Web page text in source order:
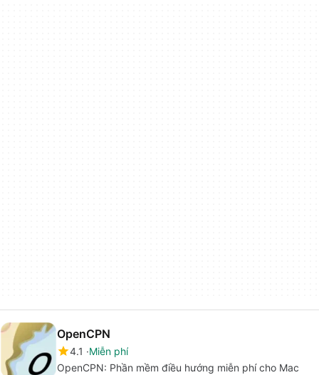
OpenCPN
4.1
Miễn phí
OpenCPN: Phần mềm điều hướng miễn phí cho Mac